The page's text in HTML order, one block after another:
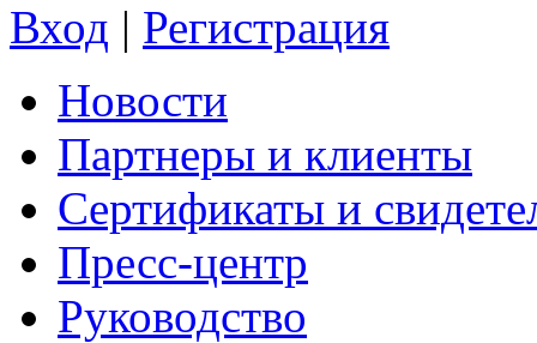
Вход | Регистрация
Новости
Партнеры и клиенты
Сертификаты и
Пресс-центр
Руководство